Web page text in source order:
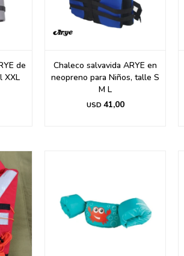
de
XXL
Chaleco salvavida ARYE en
neopreno para Niños, talle S
M L
USD 41,00